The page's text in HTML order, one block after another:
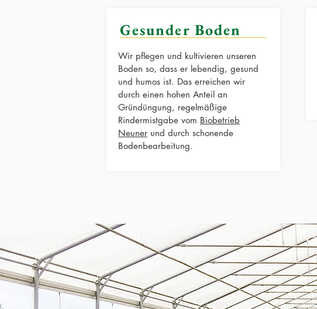
Gesunder Boden
Wir pflegen und kultivieren unseren
Boden so, dass er lebendig, gesund
und humos ist. Das erreichen wir
durch einen hohen Anteil an
Gründüngung, regelmäßige
Rindermistgabe vom Biobetrieb
Neuner und durch schonende
Bodenbearbeitung.